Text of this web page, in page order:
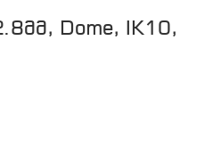
Dome, IK10,